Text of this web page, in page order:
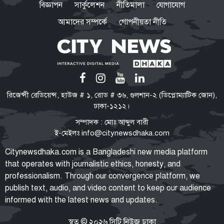
জামায়াত আমির
‘মব’ তৈরির সংস্কৃতি গণতন্ত্রকে দুর্বল
করে: মির্জা ফখরুল
নিত্যপণ্যের দাম আকাশ ছোঁয়া,
বিপাকে নিম্নবিত্তরা
নির্মোহভাবে শীর্ষ মাদক কারবারিদের
তালিকা করা হবে: স্বরাষ্ট্রমন্ত্রী
যেসব জেলায় ৬০ কিমি বেগে ঝড়ের
বিজ্ঞাপন সার্কুলেশন নীতিমালা
যোগাযোগ
আমাদের সম্পর্কে
গোপনীয়তা নীতি
রিজেন্সী রেডিয়েন্স, হাউজ # ১, রোড # ৩৬, গুলশান-২ (ডিপ্লোম্যাটিক জোন),
ঢাকা-১২১২।
সম্পাদক : মোঃ আব্দুল বারী
ই-মেইলঃ info@citynewsdhaka.com
Citynewsdhaka.com is a Bangladeshi new media platform
that operates with journalistic ethics, honesty, and
professionalism. Through our convergence platform, we
publish text, audio, and video content to keep our audience
informed with the latest news and updates.
স্বত্ব © ২০২৬ সিটি নিউজ ঢাকা